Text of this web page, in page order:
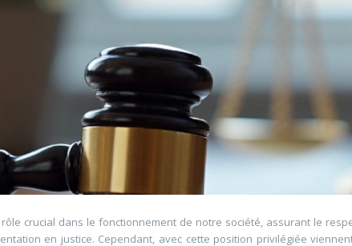
crucial dans le fonctionnement de notre société, assurant le
en justice. Cependant, avec cette position privilégiée